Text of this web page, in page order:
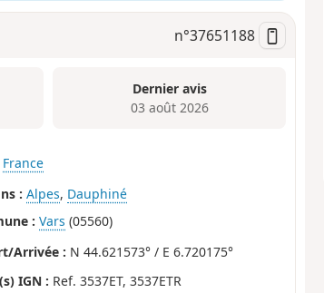
n°37651188
Dernier avis
03 août 2026
France
: Alpes, Dauphiné
: Vars (05560)
Arrivée : N 44.621573° / E 6.720175°
IGN : Ref. 3537ET, 3537ETR